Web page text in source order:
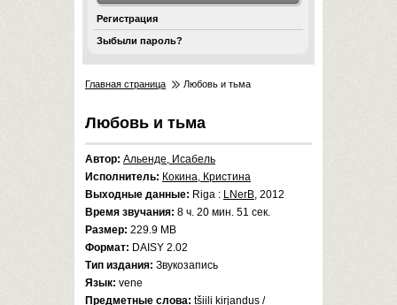
Регистрация
Зыбыли пароль?
Главная страница Любовь и тьма
Любовь и тьма
Автор: Альенде, Исабель
Исполнитель: Кокина, Кристина
Выходные данные: Riga : LNerB, 2012
Время звучания: 8 ч. 20 мин. 51 сек.
Размер: 229.9 MB
Формат: DAISY 2.02
Тип издания: Звукозапись
Язык: vene
Предметные слова: tšiili kirjandus /